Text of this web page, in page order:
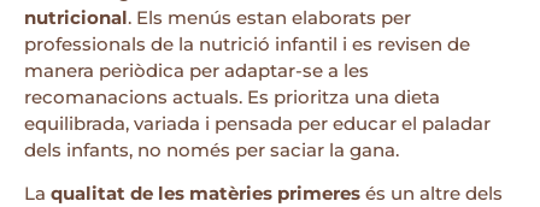
nutricional. Els menús estan elaborats per
professionals de la nutrició infantil i es revisen de
manera periòdica per adaptar-se a les
recomanacions actuals. Es prioritza una dieta
equilibrada, variada i pensada per educar el paladar
dels infants, no només per saciar la gana.
La qualitat de les matèries primeres és un altre dels